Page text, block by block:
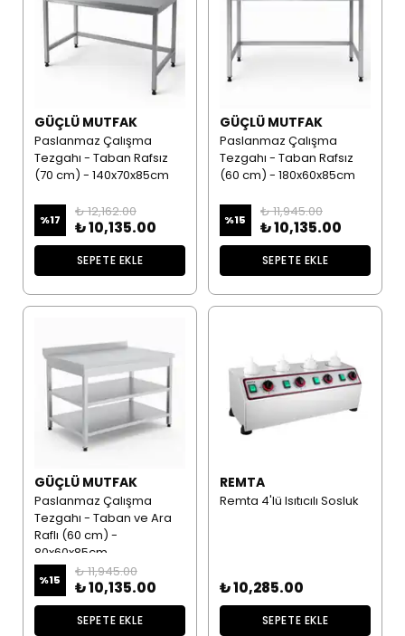
GÜÇLÜ MUTFAK
Paslanmaz Çalışma
Tezgahı - Taban Rafsız
(70 cm) - 140x70x85cm
%17
₺ 12,162.00
₺ 10,135.00
SEPETE EKLE
GÜÇLÜ MUTFAK
Paslanmaz Çalışma
Tezgahı - Taban Rafsız
(60 cm) - 180x60x85cm
%15
₺ 11,945.00
₺ 10,135.00
SEPETE EKLE
GÜÇLÜ MUTFAK
Paslanmaz Çalışma
Tezgahı - Taban ve Ara
Raflı (60 cm) -
80x60x85cm
%15
₺ 11,945.00
₺ 10,135.00
SEPETE EKLE
REMTA
Remta 4'lü Isıtıcılı Sosluk
₺ 10,285.00
SEPETE EKLE